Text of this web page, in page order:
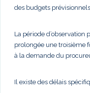
des budgets
La période
prolongée une troisième
à la demande du
Il existe des délais